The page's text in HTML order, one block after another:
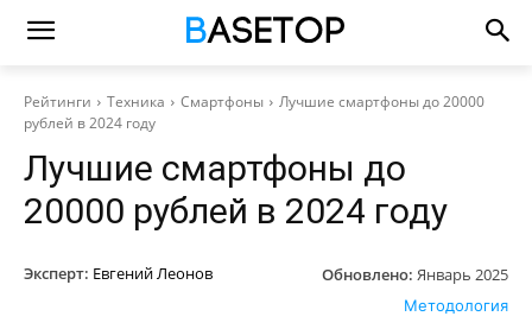
Рейтинги Техника Смартфоны
Лучшие смартфоны до 20000
рублей в 2024 году
Лучшие смартфоны до
20000 рублей в 2024 году
Эксперт: Евгений Леонов Обновлено: Январь 2025
Методология